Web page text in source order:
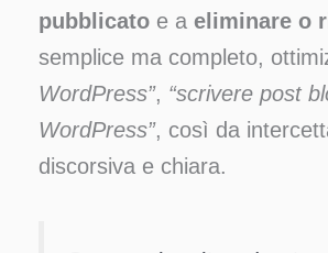
pubblicato e a eliminare o
semplice ma completo,
WordPress”, “scrivere post
WordPress”, così da
discorsiva e chiara.